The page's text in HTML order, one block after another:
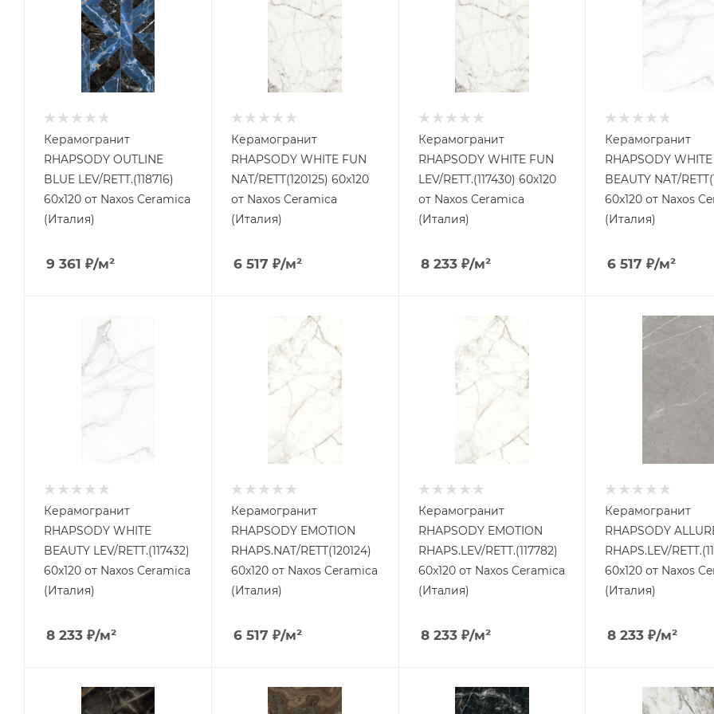
Керамогранит
RHAPSODY OUTLINE
BLUE LEV/RETT.(118716)
60x120 от Naxos Ceramica
(Италия)
9 361 ₽/м²
Керамогранит
RHAPSODY WHITE FUN
NAT/RETT(120125) 60x120
от Naxos Ceramica
(Италия)
6 517 ₽/м²
Керамогранит
RHAPSODY WHITE FUN
LEV/RETT.(117430) 60x120
от Naxos Ceramica
(Италия)
8 233₽/м²
Керамогранит
RHAPSODY WHITE
BEAUTY NAT/
60x120 от Naxos
(Италия)
6 517 ₽/м²
Керамогранит
RHAPSODY WHITE
BEAUTY LEV/RETT.(117432)
60x120 от Naxos Ceramica
(Италия)
8 233 ₽/м²
Керамогранит
RHAPSODY EMOTION
RHAPS.NAT/RETT(120124)
60x120 от Naxos Ceramica
(Италия)
6 517 ₽/м²
Керамогранит
RHAPSODY EMOTION
RHAPS.LEV/RETT.(117782)
60x120 от Naxos Ceramica
(Италия)
8 233₽/м²
Керамогранит
RHAPSODY
RHAPS.LEV/
60x120 от Naxos
(Италия)
8 233 ₽/м²